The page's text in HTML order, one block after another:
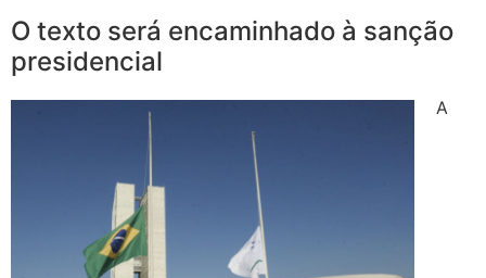
O texto será encaminhado à sanção
presidencial
A